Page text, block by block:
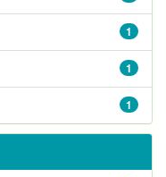
1
1
1